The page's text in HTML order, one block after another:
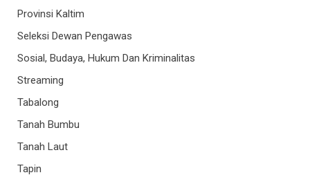
Provinsi Kaltim
Seleksi Dewan Pengawas
Sosial, Budaya, Hukum Dan Kriminalitas
Streaming
Tabalong
Tanah Bumbu
Tanah Laut
Tapin